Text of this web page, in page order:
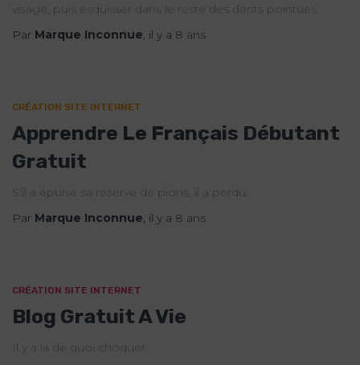
visage, puis esquisser dans le reste des dents pointues.
Par Marque Inconnue, il y a 8 ans
CRÉATION SITE INTERNET
Apprendre Le Français Débutant
Gratuit
S'il a épuisé sa réserve de pions, il a perdu.
Par Marque Inconnue, il y a 8 ans
CRÉATION SITE INTERNET
Blog Gratuit A Vie
Il y a la de quoi choquer.